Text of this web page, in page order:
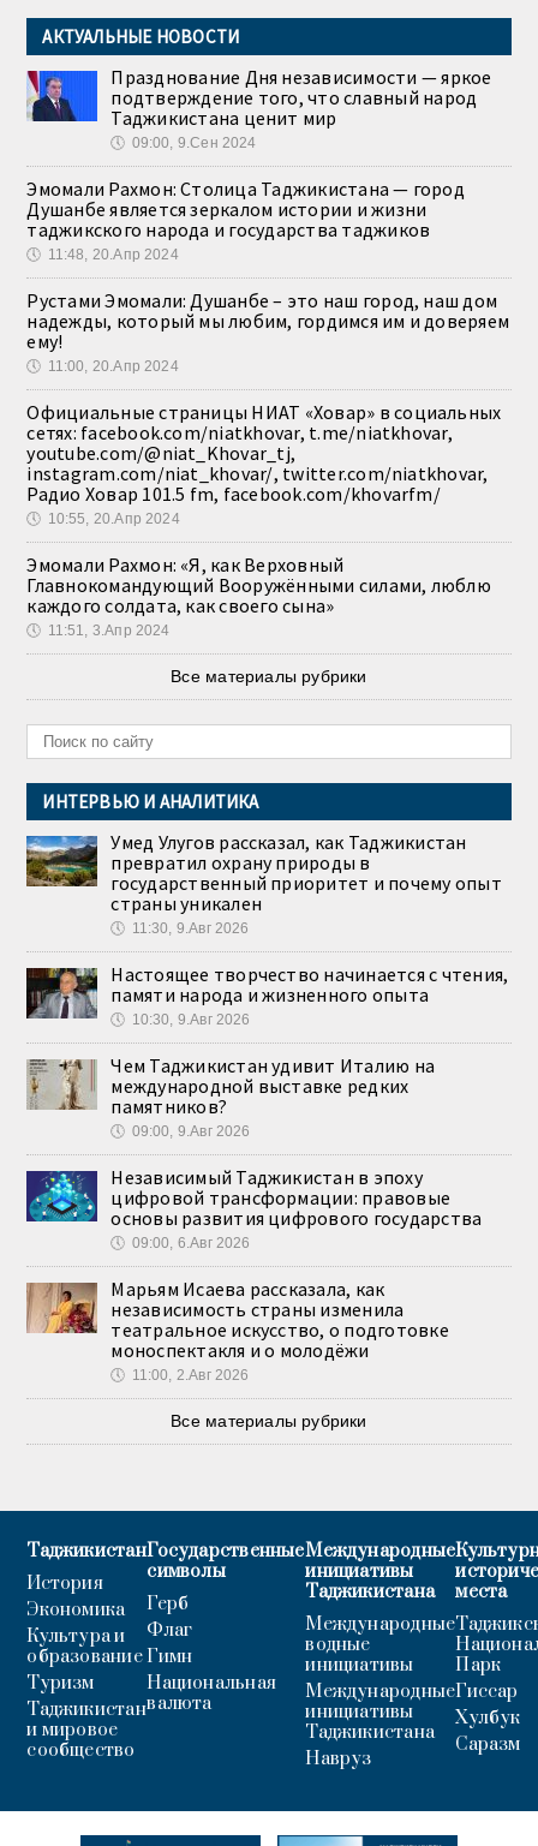
АКТУАЛЬНЫЕ НОВОСТИ
Празднование Дня независимости — яркое
подтверждение того, что славный народ
Таджикистана ценит мир
🕔 09:00, 9.Сен 2024
Эмомали Рахмон: Столица Таджикистана — город
Душанбе является зеркалом истории и жизни
таджикского народа и государства таджиков
🕔 11:48, 20.Апр 2024
Рустами Эмомали: Душанбе – это наш город, наш дом
надежды, который мы любим, гордимся им и доверяем
ему!
🕔 11:00, 20.Апр 2024
Официальные страницы НИАТ «Ховар» в социальных
сетях: facebook.com/niatkhovar, t.me/niatkhovar,
youtube.com/@niat_Khovar_tj,
instagram.com/niat_khovar/, twitter.com/niatkhovar,
Радио Ховар 101.5 fm, facebook.com/khovarfm/
🕔 10:55, 20.Апр 2024
Эмомали Рахмон: «Я, как Верховный
Главнокомандующий Вооружёнными силами, люблю
каждого солдата, как своего сына»
🕔 11:51, 3.Апр 2024
Все материалы рубрики
ИНТЕРВЬЮ И АНАЛИТИКА
Умед Улугов рассказал, как Таджикистан
превратил охрану природы в
государственный приоритет и почему опыт
страны уникален
🕔 11:30, 9.Авг 2026
Настоящее творчество начинается с чтения,
памяти народа и жизненного опыта
🕔 10:30, 9.Авг 2026
Чем Таджикистан удивит Италию на
международной выставке редких
памятников?
🕔 09:00, 9.Авг 2026
Независимый Таджикистан в эпоху
цифровой трансформации: правовые
основы развития цифрового государства
🕔 09:00, 6.Авг 2026
Марьям Исаева рассказала, как
независимость страны изменила
театральное искусство, о подготовке
моноспектакля и о молодёжи
🕔 11:00, 2.Авг 2026
Все материалы рубрики
Таджикистан
История
Экономика
Культура и
образование
Туризм
Таджикистан
и мировое
сообщество
Государственные
символы
Герб
Флаг
Гимн
Национальная
валюта
Международные
инициативы
Таджикистана
Международные
водные
инициативы
Международные
инициативы
Таджикистана
Навруз
места
Парк
Гиссар
Хулбук
Саразм